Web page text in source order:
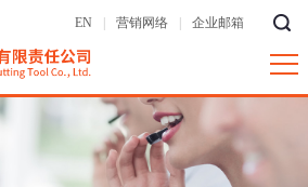
EN 营销网络 企业邮箱